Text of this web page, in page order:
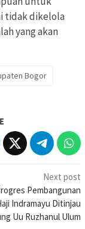
tidak dikelola
yang akan
Bogor
Next post
Pembangunan
Indramayu Ditinjau
Uu Ruzhanul Ulum